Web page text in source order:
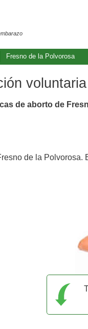
Fresno de la Polvorosa
de aborto de
de la Polvorosa.